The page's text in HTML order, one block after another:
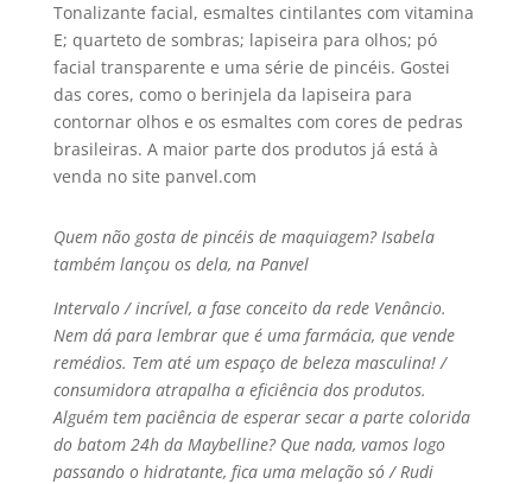
Tonalizante facial, esmaltes cintilantes com vitamina
E; quarteto de sombras; lapiseira para olhos; pó
facial transparente e uma série de pincéis. Gostei
das cores, como o berinjela da lapiseira para
contornar olhos e os esmaltes com cores de pedras
brasileiras. A maior parte dos produtos já está à
venda no site panvel.com
Quem não gosta de pincéis de maquiagem? Isabela
também lançou os dela, na Panvel
Intervalo / incrí­vel, a fase conceito da rede Venâncio.
Nem dá para lembrar que é uma farmácia, que vende
remédios. Tem até um espaço de beleza masculina! /
consumidora atrapalha a eficiência dos produtos.
Alguém tem paciência de esperar secar a parte colorida
do batom 24h da Maybelline? Que nada, vamos logo
passando o hidratante, fica uma melação só / Rudi